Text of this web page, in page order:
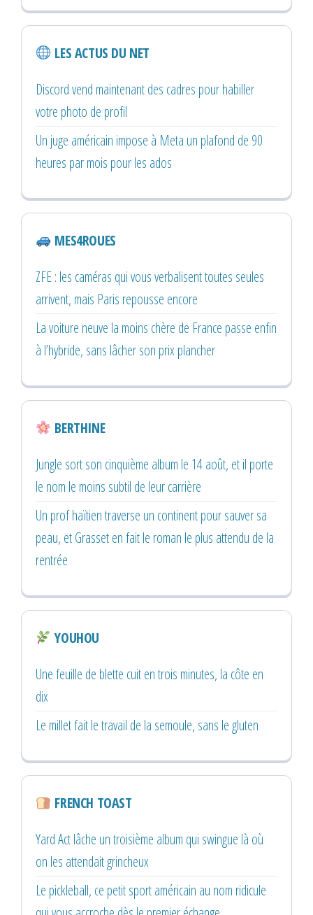
LES ACTUS DU NET
Discord vend maintenant des cadres pour habiller
votre photo de profil
Un juge américain impose à Meta un plafond de 90
heures par mois pour les ados
MES4ROUES
ZFE : les caméras qui vous verbalisent toutes seules
arrivent, mais Paris repousse encore
La voiture neuve la moins chère de France passe enfin
à l’hybride, sans lâcher son prix plancher
BERTHINE
Jungle sort son cinquième album le 14 août, et il porte
le nom le moins subtil de leur carrière
Un prof haïtien traverse un continent pour sauver sa
peau, et Grasset en fait le roman le plus attendu de la
rentrée
YOUHOU
Une feuille de blette cuit en trois minutes, la côte en
dix
Le millet fait le travail de la semoule, sans le gluten
FRENCH TOAST
Yard Act lâche un troisième album qui swingue là où
on les attendait grincheux
Le pickleball, ce petit sport américain au nom ridicule